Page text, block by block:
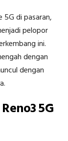
5G di pasaran,
pelopor
ini.
dengan
dengan
5G